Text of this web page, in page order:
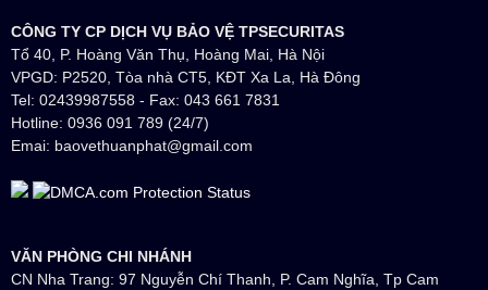
CÔNG TY CP DỊCH VỤ BẢO VỆ TPSECURITAS
Tổ 40, P. Hoàng Văn Thụ, Hoàng Mai, Hà Nội
VPGD: P2520, Tòa nhà CT5, KĐT Xa La, Hà Đông
Tel: 02439987558 - Fax: 043 661 7831
Hotline: 0936 091 789 (24/7)
Emai: baovethuanphat@gmail.com
VĂN PHÒNG CHI NHÁNH
CN Nha Trang: 97 Nguyễn Chí Thanh, P. Cam Nghĩa, Tp Cam